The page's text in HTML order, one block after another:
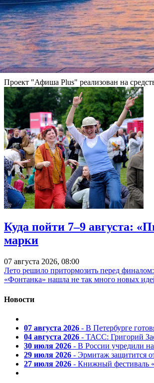
Напомним, в 2017 году «король ужасов»
украинского режиссёра Олега Сенцова. Не
«Фонтанка.ру»
Читайте также:
«Оскар» скроет часть победителей во
Проект "Афиша Plus" реализован на
Куда пойти 7–9 августа:
марки
07 августа 2026, 08:00
Лето решило притормозить перед
«Фонтанка» нашла не так много новых
Новости
07 августа 2026 - В Петербурге
04 августа 2026 - ТАСС: Григорий
30 июля 2026 - В России учредили
29 июля 2026 - Эрмитаж защитится
27 июля 2026 - Книжный фестиваль